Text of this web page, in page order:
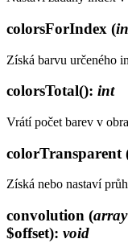
colorsForIndex (
Získá barvu určeného
colorsTotal(): int
Vrátí počet barev v
colorTransparent
Získá nebo nastaví
convolution (array
$offset): void